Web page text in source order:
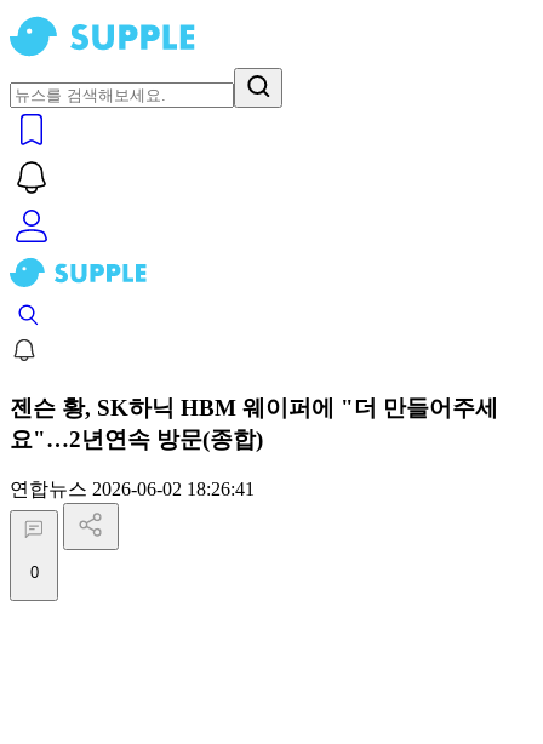
젠슨 황, SK하닉 HBM 웨이퍼에 "더 만들어주세
요"…2년연속 방문(종합)
연합뉴스 2026-06-02 18:26:41
0